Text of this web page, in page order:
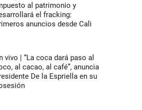
al patrimonio y
el fracking:
anuncios desde Cali
vivo | “La coca dará paso al
al cacao, al café”, anuncia
De la Espriella en su